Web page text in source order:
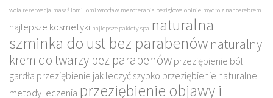
wola rezerwacja masaż lomi lomi wrocław mezoterapia bezigłowa opinie mydło z nanosrebrem
najlepsze kosmetyki najlepsze pakiety spa naturalna
szminka do ust bez parabenów naturalny
krem do twarzy bez parabenówprzeziębienie ból
gardła przeziębienie jak leczyć szybko przeziębienie naturalne
metody leczenia przeziębienie objawy i